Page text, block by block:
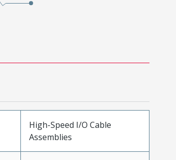
High-Speed I/O Cable
Assemblies